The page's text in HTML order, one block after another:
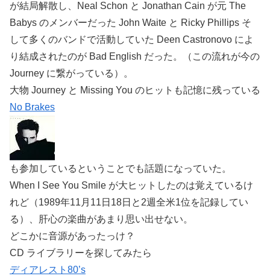
が結局解散し、Neal Schon と Jonathan Cain が元 The
Babys のメンバーだった John Waite と Ricky Phillips そ
して多くのバンドで活動していた Deen Castronovo によ
り結成されたのが Bad English だった。（この流れが今の
Journey に繋がっている）。
大物 Journey と Missing You のヒットも記憶に残っている
No Brakes
も参加しているということでも話題になっていた。
When I See You Smile が大ヒットしたのは覚えているけ
れど（1989年11月11日18日と2週全米1位を記録してい
る）、肝心の楽曲があまり思い出せない。
どこかに音源があったっけ？
CD ライブラリーを探してみたら
ディアレスト80’s